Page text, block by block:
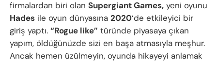
firmalardan biri olan Supergiant Games, yeni oyunu
Hades ile oyun dünyasına 2020‘de etkileyici bir
giriş yaptı. “Rogue like” türünde piyasaya çıkan
yapım, öldüğünüzde sizi en başa atmasıyla meşhur.
Ancak hemen üzülmeyin, oyunda hikayeyi anlamak